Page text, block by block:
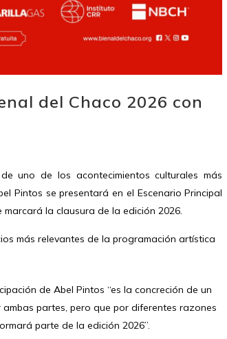
del Chaco 2026 con
uno de los acontecimientos culturales más
Pintos se presentará en el Escenario Principal
la clausura de la edición 2026.
más relevantes de la programación artística
de Abel Pintos “es la concreción de un
partes, pero que por diferentes razones
parte de la edición 2026”.